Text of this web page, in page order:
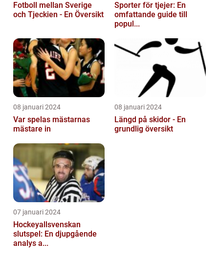
Fotboll mellan Sverige
och Tjeckien - En Översikt
Sporter för tjejer: En
omfattande guide till
popul...
08 januari 2024
Var spelas mästarnas
mästare in
08 januari 2024
Längd på skidor - En
grundlig översikt
07 januari 2024
Hockeyallsvenskan
slutspel: En djupgående
analys a...